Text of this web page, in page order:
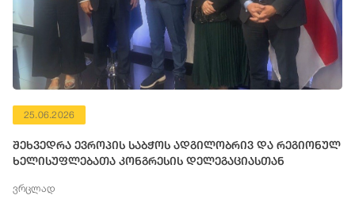
25.06.2026
შეხვედრა ევროპის საბჭოს ადგილობრივ და რეგიონულ
ხელისუფლებათა კონგრესის დელეგაციასთან
ვრცლად